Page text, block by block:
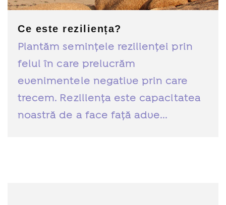
Ce este reziliența?
Plantăm semințele rezilienței prin
felul în care prelucrăm
evenimentele negative prin care
trecem. Reziliența este capacitatea
noastră de a face față adve...